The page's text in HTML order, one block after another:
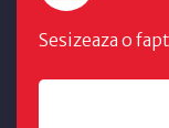
Sesizeaza o